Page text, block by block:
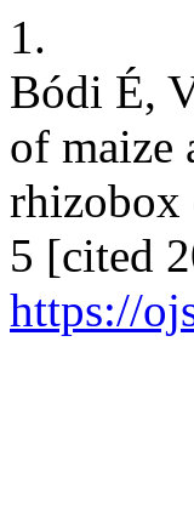
1.
Bódi É,
of maize
rhizobox
5 [cited
https://